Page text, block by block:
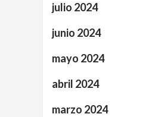
julio 2024
junio 2024
mayo 2024
abril 2024
marzo 2024